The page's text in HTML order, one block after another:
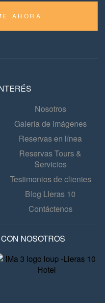
AHORA
Nosotros
Galería de imágenes
Reservas en línea
Reservas Tours &
Servicios
Testimonios de clientes
Blog Lleras 10
Contáctenos
NOSOTROS